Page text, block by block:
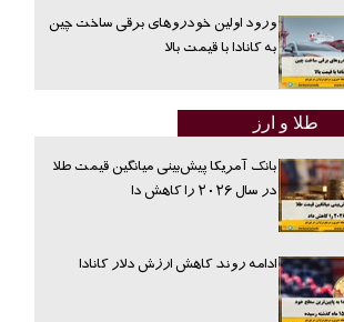
ورود اولین خودروهای برقی ساخت چین
به کانادا با قیمت بالا
طلا و ارز
بانک آمریکا پیش‌بینی میانگین قیمت طلا
در سال ۲۰۲۶ را کاهش دا
ادامه روند کاهش ارزش دلار کانادا